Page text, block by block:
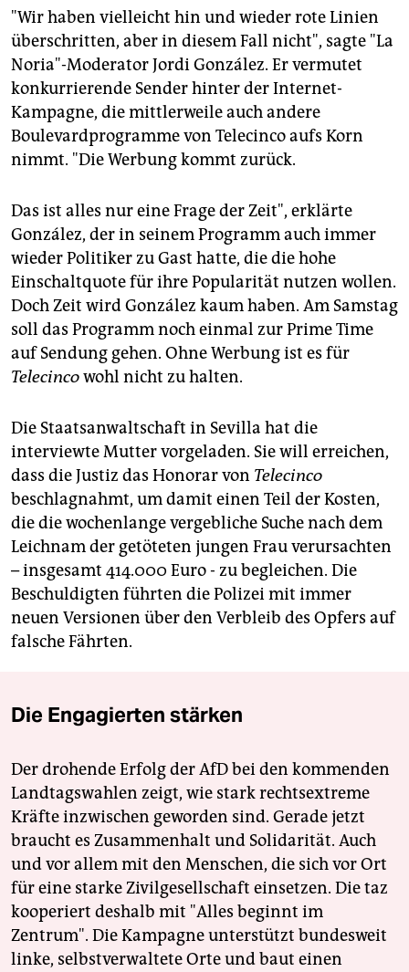
"Wir haben vielleicht hin und wieder rote Linien
überschritten, aber in diesem Fall nicht", sagte "La
Noria"-Moderator Jordi González. Er vermutet
konkurrierende Sender hinter der Internet-
Kampagne, die mittlerweile auch andere
Boulevardprogramme von Telecinco aufs Korn
nimmt. "Die Werbung kommt zurück.
Das ist alles nur eine Frage der Zeit", erklärte
González, der in seinem Programm auch immer
wieder Politiker zu Gast hatte, die die hohe
Einschaltquote für ihre Popularität nutzen wollen.
Doch Zeit wird González kaum haben. Am Samstag
soll das Programm noch einmal zur Prime Time
auf Sendung gehen. Ohne Werbung ist es für
Telecincowohl nicht zu halten.
Die Staatsanwaltschaft in Sevilla hat die
interviewte Mutter vorgeladen. Sie will erreichen,
dass die Justiz das Honorar von Telecinco
beschlagnahmt, um damit einen Teil der Kosten,
die die wochenlange vergebliche Suche nach dem
Leichnam der getöteten jungen Frau verursachten
– insgesamt 414.000 Euro - zu begleichen. Die
Beschuldigten führten die Polizei mit immer
neuen Versionen über den Verbleib des Opfers auf
falsche Fährten.
Die Engagierten stärken
Der drohende Erfolg der AfD bei den kommenden
Landtagswahlen zeigt, wie stark rechtsextreme
Kräfte inzwischen geworden sind. Gerade jetzt
braucht es Zusammenhalt und Solidarität. Auch
und vor allem mit den Menschen, die sich vor Ort
für eine starke Zivilgesellschaft einsetzen. Die taz
kooperiert deshalb mit "Alles beginnt im
Zentrum". Die Kampagne unterstützt bundesweit
linke, selbstverwaltete Orte und baut einen